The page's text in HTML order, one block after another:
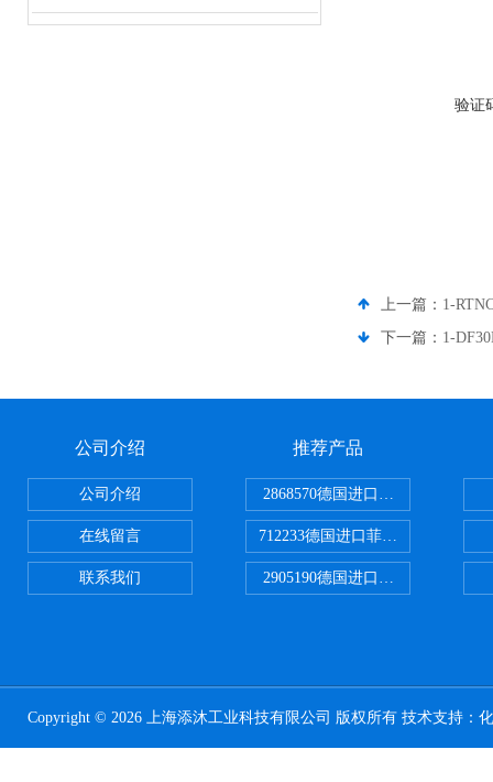
验证
上一篇： 1-
下一篇： 1-
公司介绍
公司介绍
在线留言
联系我们
推荐产品
2868570德国进口菲尼克斯电源
712233德国进口菲尼克斯断路器
2905190德国进口菲尼克斯继电器
Copyright © 2026 上海添沐工业科技有限公司 版权所有 技术支持：